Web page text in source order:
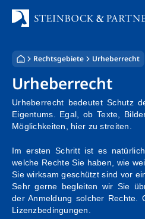
Inhalt
springen
Startseite
Kanzlei
Team
Standorte
Rechtsgebiete
Steuerberatung
Rechtsgebiete Urheberrecht
Urheberrecht
Urheberrecht bedeutet Schutz
Eigentums. Egal, ob Texte,
Möglichkeiten, hier zu streiten.
Im ersten Schritt ist es
welche Rechte Sie haben, wie
Sie wirksam geschützt sind vor
Sehr gerne begleiten wir Sie
der Anmeldung solcher Rechte.
Lizenzbedingungen.